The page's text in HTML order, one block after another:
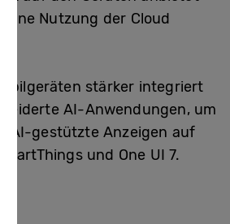
Nutzung der Cloud
stärker integriert
AI-Anwendungen, um
AI-gestützte Anzeigen auf
und One UI 7.